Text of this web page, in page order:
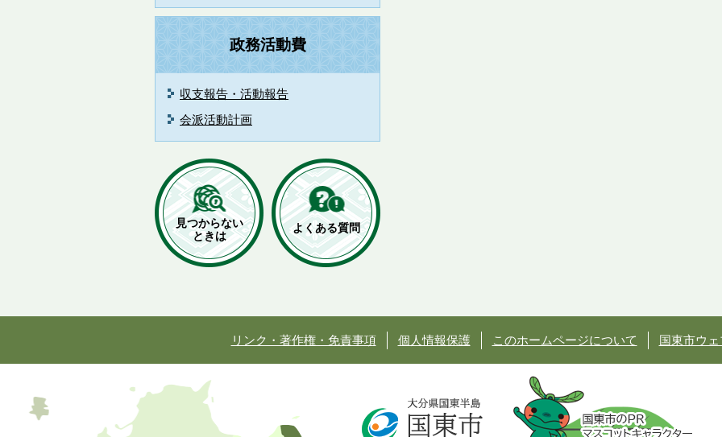
政務活動費
収支報告・活動報告
会派活動計画
見つからない
ときは
よくある質問
リンク・著作権・免責事項 個人情報保護 このホームページについて 国東市ウ